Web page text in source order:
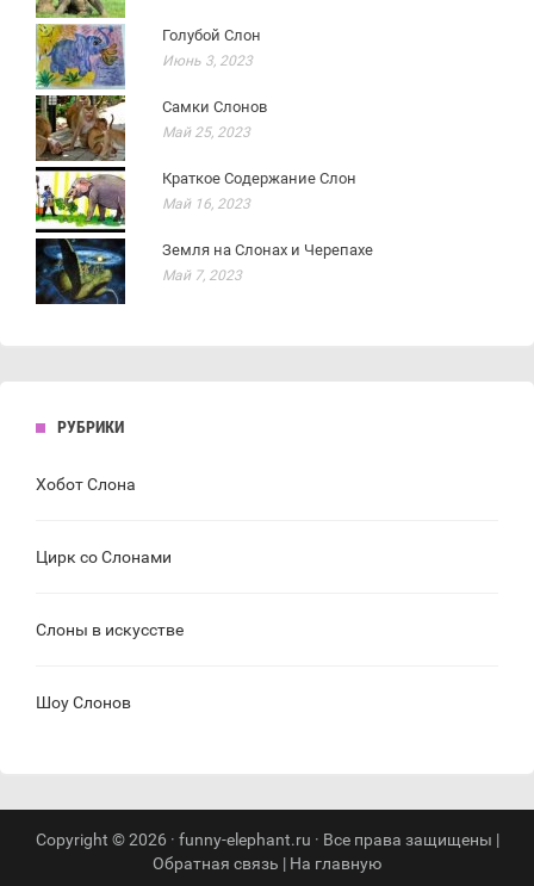
Голубой Слон
Июнь 3, 2023
Самки Слонов
Май 25, 2023
Краткое Содержание Слон
Май 16, 2023
Земля на Слонах и Черепахе
Май 7, 2023
РУБРИКИ
Хобот Слона
Цирк со Слонами
Слоны в искусстве
Шоу Слонов
Copyright © 2026 · funny-elephant.ru · Все права защищены |
Обратная связь | На главную